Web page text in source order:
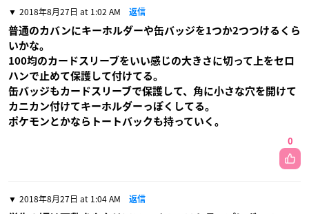
2018年8月27日 at 1:02 AM 返信
普通のカバンにキーホルダーや缶バッジを1つか2つつけるくら
いかな。
100均のカードスリーブをいい感じの大きさに切って上をセロ
ハンで止めて保護して付けてる。
缶バッジもカードスリーブで保護して、角に小さな穴を開けて
カニカン付けてキーホルダーっぽくしてる。
ポケモンとかならトートバックも持っていく。
0
2018年8月27日 at 1:04 AM 返信